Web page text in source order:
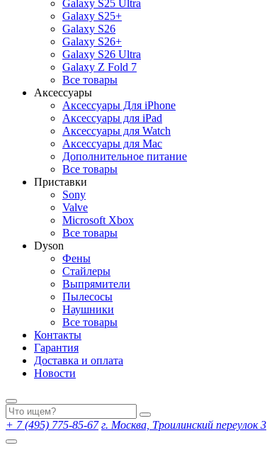
Galaxy S25 Ultra
Galaxy S25+
Galaxy S26
Galaxy S26+
Galaxy S26 Ultra
Galaxy Z Fold 7
Все товары
Аксессуары
Аксессуары Для iPhone
Аксессуары для iPad
Аксессуары для Watch
Аксессуары для Mac
Дополнительное питание
Все товары
Приставки
Sony
Valve
Microsoft Xbox
Все товары
Dyson
Фены
Стайлеры
Выпрямители
Пылесосы
Наушники
Все товары
Контакты
Гарантия
Доставка и оплата
Новости
+ 7 (495) 775-85-67 г. Москва, Троилинский переулок 3